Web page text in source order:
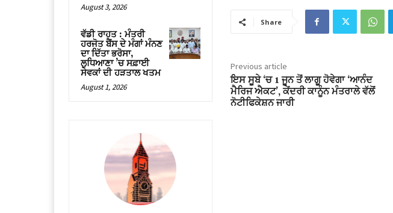
August 3, 2026
ਵੱਡੀ ਰਾਹਤ : ਮੰਤਰੀ
ਹਰਜੋਤ ਬੈਂਸ ਦੇ ਮੰਗਾਂ ਮੰਨਣ
ਦਾ ਦਿੱਤਾ ਭਰੋਸਾ,
ਲੁਧਿਆਣਾ ’ਚ ਸਫ਼ਾਈ
ਸੇਵਕਾਂ ਦੀ ਹੜਤਾਲ ਖਤਮ
August 1, 2026
Share
Previous article
ਇਸ ਸੂਬੇ ‘ਚ 1 ਜੂਨ ਤੋਂ ਲਾਗੂ ਹੋਵੇਗਾ ‘ਆਨੰਦ
ਮੈਰਿਜ ਐਕਟ’, ਕੇਂਦਰੀ ਕਾਨੂੰਨ ਮੰਤਰਾਲੇ ਵੱਲੋਂ
ਨੋਟੀਫਿਕੇਸ਼ਨ ਜਾਰੀ